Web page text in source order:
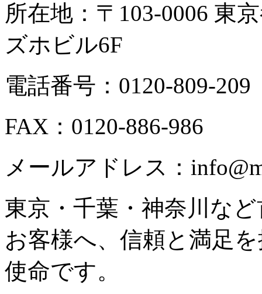
所在地：〒103-0006 東
ズホビル6F
電話番号：0120-809-209
FAX：0120-886-986
メールアドレス：
東京・千葉・神奈川な
お客様へ、信頼と満足
使命です。